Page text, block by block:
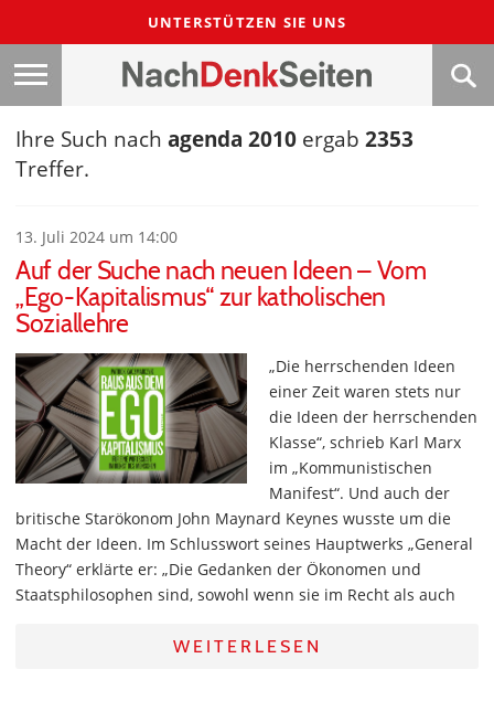
UNTERSTÜTZEN SIE UNS
Ihre Such nach agenda 2010 ergab 2353
Treffer.
13. Juli 2024 um 14:00
Auf der Suche nach neuen Ideen – Vom
„Ego-Kapitalismus“ zur katholischen
Soziallehre
„Die herrschenden Ideen
einer Zeit waren stets nur
die Ideen der herrschenden
Klasse“, schrieb Karl Marx
im „Kommunistischen
Manifest“. Und auch der
britische Starökonom John Maynard Keynes wusste um die
Macht der Ideen. Im Schlusswort seines Hauptwerks „General
Theory“ erklärte er: „Die Gedanken der Ökonomen und
Staatsphilosophen sind, sowohl wenn sie im Recht als auch
WEITERLESEN